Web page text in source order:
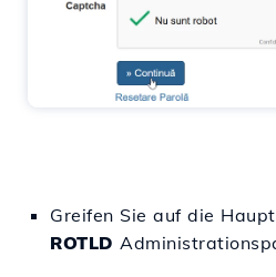
Greifen Sie auf die
ROTLD